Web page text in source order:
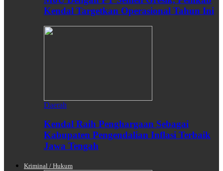
Kendal Targetkan Operasional Tahun Ini
Daerah
Kendal Raih Penghargaan Sebagai
Kabupaten Pengendalian Inflasi Terbaik
Jawa Tengah
Kriminal / Hukum